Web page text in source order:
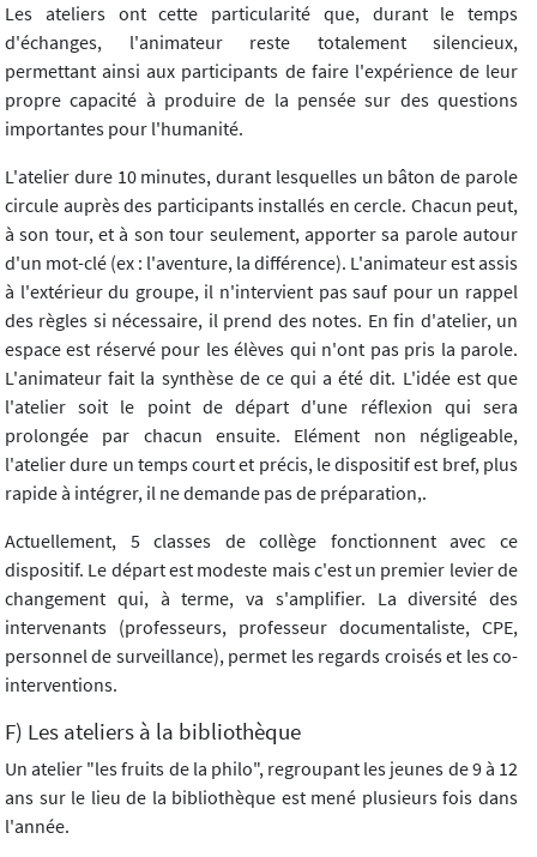
Les ateliers ont cette particularité que, durant le temps
d'échanges, l'animateur reste totalement silencieux,
permettant ainsi aux participants de faire l'expérience de leur
propre capacité à produire de la pensée sur des questions
importantes pour l'humanité.
L'atelier dure 10 minutes, durant lesquelles un bâton de parole
circule auprès des participants installés en cercle. Chacun peut,
à son tour, et à son tour seulement, apporter sa parole autour
d'un mot-clé (ex : l'aventure, la différence). L'animateur est assis
à l'extérieur du groupe, il n'intervient pas sauf pour un rappel
des règles si nécessaire, il prend des notes. En fin d'atelier, un
espace est réservé pour les élèves qui n'ont pas pris la parole.
L'animateur fait la synthèse de ce qui a été dit. L'idée est que
l'atelier soit le point de départ d'une réflexion qui sera
prolongée par chacun ensuite. Elément non négligeable,
l'atelier dure un temps court et précis, le dispositif est bref, plus
rapide à intégrer, il ne demande pas de préparation,.
Actuellement, 5 classes de collège fonctionnent avec ce
dispositif. Le départ est modeste mais c'est un premier levier de
changement qui, à terme, va s'amplifier. La diversité des
intervenants (professeurs, professeur documentaliste, CPE,
personnel de surveillance), permet les regards croisés et les co-
interventions.
F) Les ateliers à la bibliothèque
Un atelier "les fruits de la philo", regroupant les jeunes de 9 à 12
ans sur le lieu de la bibliothèque est mené plusieurs fois dans
l'année.